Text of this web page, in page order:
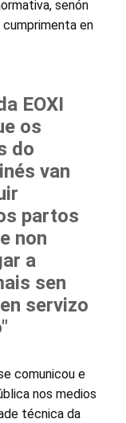
senón
en
EOXI
os
do
van
partos
non
a
sen
servizo
comunicou e
nos medios
técnica da